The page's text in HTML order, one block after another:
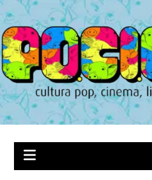
Ir
para
o
conteúdo